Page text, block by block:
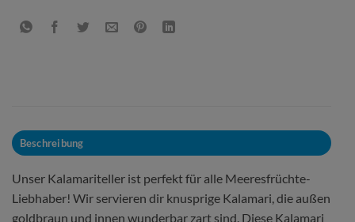
Beschreibung
Unser Kalamariteller ist perfekt für alle Meeresfrüchte-
Liebhaber! Wir servieren dir knusprige Kalamari, die außen
goldbraun und innen wunderbar zart sind. Diese Kalamari